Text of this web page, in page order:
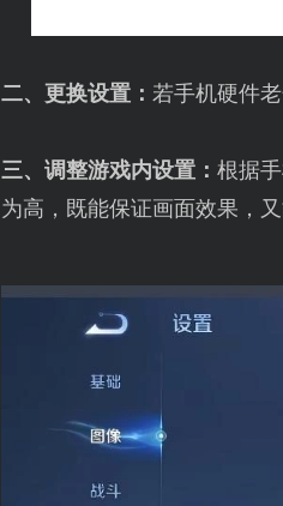
二、更换设置： 若手机硬件
三、调整游戏内设置： 根据
为高，既能保证画面效果，又